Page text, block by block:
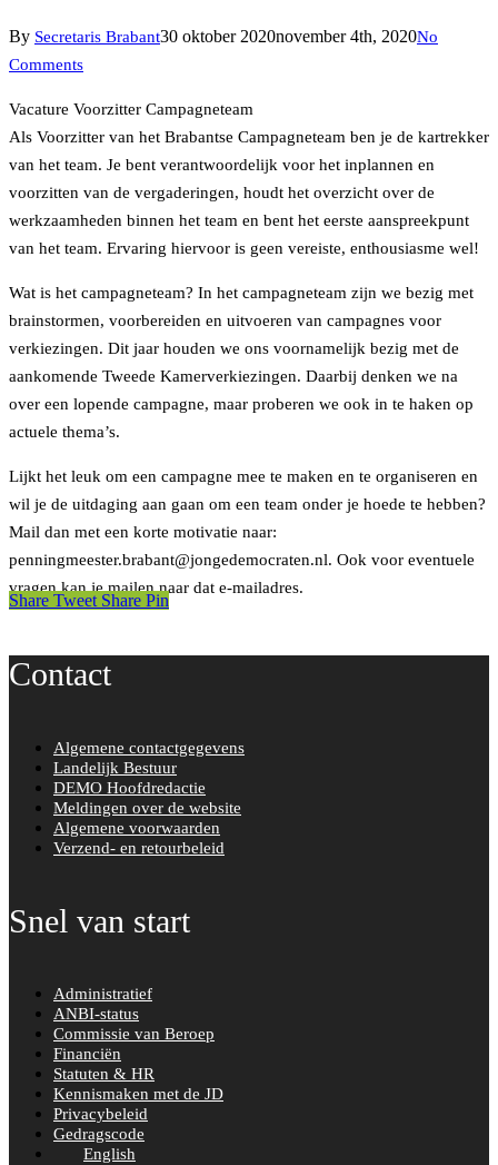
By Secretaris Brabant30 oktober 2020november 4th, 2020No
Comments
Vacature Voorzitter Campagneteam
Als Voorzitter van het Brabantse Campagneteam ben je de kartrekker
van het team. Je bent verantwoordelijk voor het inplannen en
voorzitten van de vergaderingen, houdt het overzicht over de
werkzaamheden binnen het team en bent het eerste aanspreekpunt
van het team. Ervaring hiervoor is geen vereiste, enthousiasme wel!
Wat is het campagneteam? In het campagneteam zijn we bezig met
brainstormen, voorbereiden en uitvoeren van campagnes voor
verkiezingen. Dit jaar houden we ons voornamelijk bezig met de
aankomende Tweede Kamerverkiezingen. Daarbij denken we na
over een lopende campagne, maar proberen we ook in te haken op
actuele thema’s.
Lijkt het leuk om een campagne mee te maken en te organiseren en
wil je de uitdaging aan gaan om een team onder je hoede te hebben?
Mail dan met een korte motivatie naar:
penningmeester.brabant@jongedemocraten.nl. Ook voor eventuele
vragen kan je mailen naar dat e-mailadres.
Share Tweet Share Pin
Contact
Algemene contactgegevens
Landelijk Bestuur
DEMO Hoofdredactie
Meldingen over de website
Algemene voorwaarden
Verzend- en retourbeleid
Snel van start
Administratief
ANBI-status
Commissie van Beroep
Financiën
Statuten & HR
Kennismaken met de JD
Privacybeleid
Gedragscode
English